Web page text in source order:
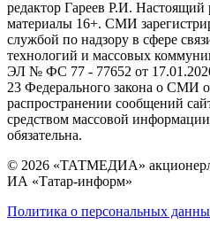
редактор Гареев Р.И. Настоящий
материалы 16+. СМИ
службой по надзору в сфере
технологий и массовых
ЭЛ № ФС 77 - 77652 от
23 Федерального закона о СМИ
распространении сообщений
средством массовой
обязательна.
© 2026 «ТАТМЕДИА»
ИА «Татар-информ»
Политика о персональных